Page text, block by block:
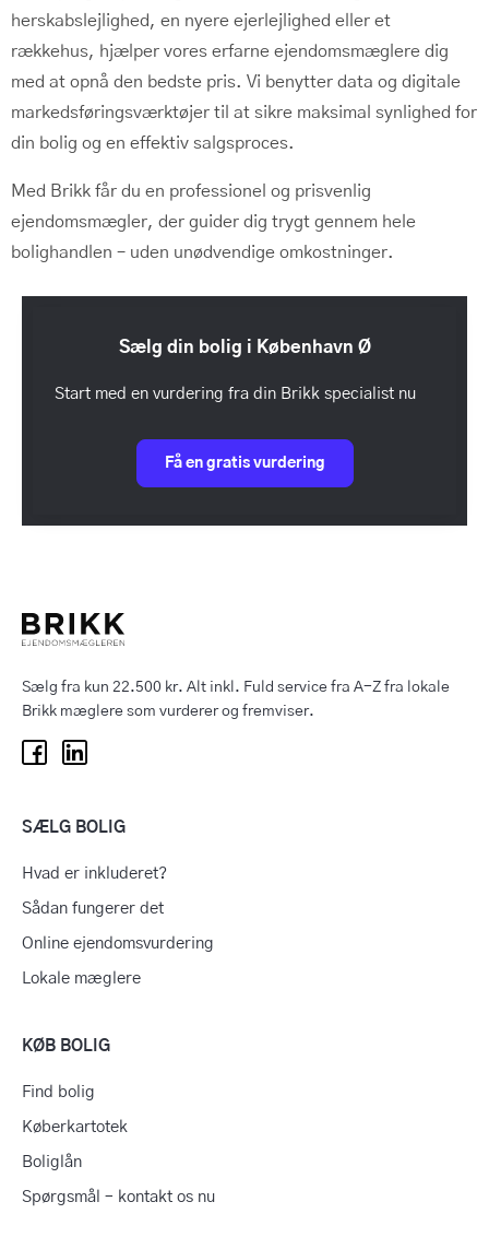
herskabslejlighed, en nyere ejerlejlighed eller et
rækkehus, hjælper vores erfarne ejendomsmæglere dig
med at opnå den bedste pris. Vi benytter data og digitale
markedsføringsværktøjer til at sikre maksimal synlighed for
din bolig og en effektiv salgsproces.
Med Brikk får du en professionel og prisvenlig
ejendomsmægler, der guider dig trygt gennem hele
bolighandlen – uden unødvendige omkostninger.
Sælg din bolig i København Ø
Start med en vurdering fra din Brikk specialist nu
Få en gratis vurdering
Sælg fra kun 22.500 kr. Alt inkl. Fuld service fra A-Z fra lokale
Brikk mæglere som vurderer og fremviser.
SÆLG BOLIG
Hvad er inkluderet?
Sådan fungerer det
Online ejendomsvurdering
Lokale mæglere
KØB BOLIG
Find bolig
Køberkartotek
Boliglån
Spørgsmål – kontakt os nu